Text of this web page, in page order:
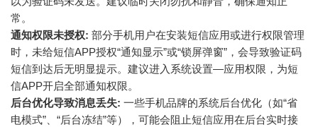
常。
通知权限未授权: 部分手机用户在安装短信应用或进行权限管理
时，未给短信APP授权“通知显示”或“锁屏弹窗”，会导致验证码
短信到达后无明显提示。建议进入系统设置—应用权限，为短
信APP开启全部通知权限。
后台优化导致消息丢失: 一些手机品牌的系统后台优化（如“省
电模式”、“后台冻结”等），可能会阻止短信应用在后台实时接